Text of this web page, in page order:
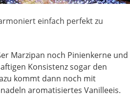
einfach perfekt zu
Marzipan noch Pinienkerne und
Konsistenz sogar den
kommt dann noch mit
aromatisiertes Vanilleeis.